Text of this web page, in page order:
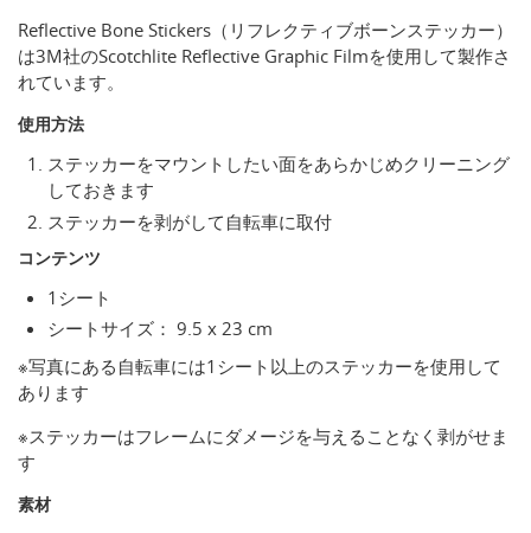
Reflective Bone Stickers（リフレクティブボーンステッカー）
は3M社のScotchlite Reflective Graphic Filmを使用して製作さ
れています。
使用方法
ステッカーをマウントしたい面をあらかじめクリーニング
しておきます
ステッカーを剥がして自転車に取付
コンテンツ
1シート
シートサイズ： 9.5 x 23 cm
※写真にある自転車には1シート以上のステッカーを使用して
あります
※ステッカーはフレームにダメージを与えることなく剥がせま
す
素材